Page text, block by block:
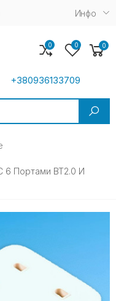
Инфо
+380936133709
0 0 0
6 Портами BT2.0 И